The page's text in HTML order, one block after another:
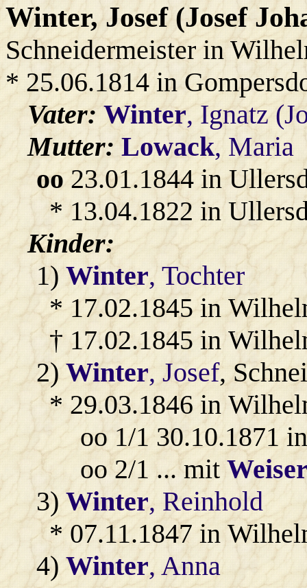
Winter, Josef (Josef
Schneidermeister in
* 25.06.1814 in
Vater:Winter, Ignatz
Mutter:Lowack, Maria
oo23.01.1844 in
* 13.04.1822 in
Kinder:
1)Winter, Tochter
* 17.02.1845 in
† 17.02.1845 in
2)Winter, Josef,
* 29.03.1846 in
oo 1/1 30.10.1871
oo 2/1 ... mit
3)Winter, Reinhold
* 07.11.1847 in
4)Winter, Anna